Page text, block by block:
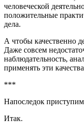
человеческой
положительные
дела.
А чтобы качественно
Даже совсем
наблюдательность,
применять эти
***
Напоследок
Итак.